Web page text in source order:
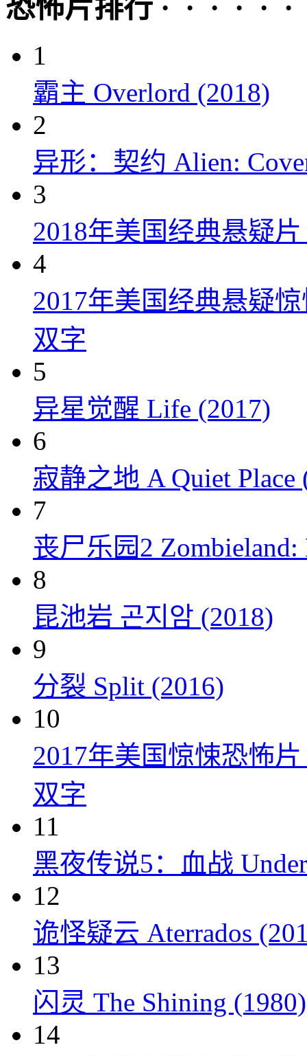
恐怖片排行 · · · · · ·
1
霸主 Overlord (2018)
2
异形：契约 Alien:
3
2018年美国经典悬疑
4
2017年美国经典悬疑
双字
5
异星觉醒 Life (2017)
6
寂静之地 A Quiet Place
7
丧尸乐园2 Zombieland:
8
昆池岩 곤지암 (2018)
9
分裂 Split (2016)
10
2017年美国惊悚恐怖
双字
11
黑夜传说5：血战
12
诡怪疑云 Aterrados
13
闪灵 The Shining (1980)
14